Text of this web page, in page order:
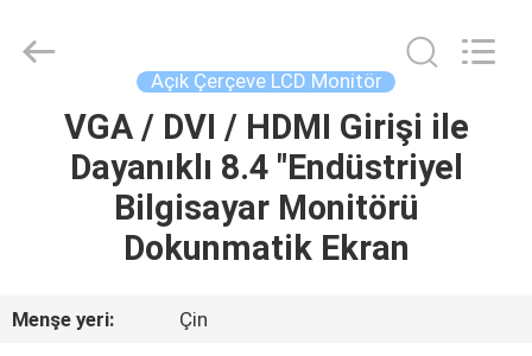
ÜRÜN:%
VIDEOLAR
Equipment
Açık Çerçeve LCD Monitör
VGA / DVI / HDMI Girişi ile
Dayanıklı 8.4 "Endüstriyel
Bilgisayar Monitörü
Dokunmatik Ekran
Menşe yeri:
Çin